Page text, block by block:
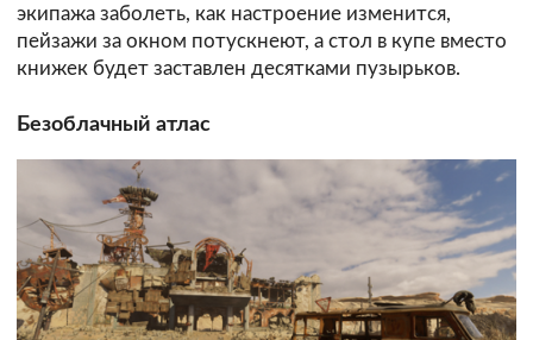
экипажа заболеть, как настроение изменится,
пейзажи за окном потускнеют, а стол в купе вместо
книжек будет заставлен десятками пузырьков.
Безоблачный атлас